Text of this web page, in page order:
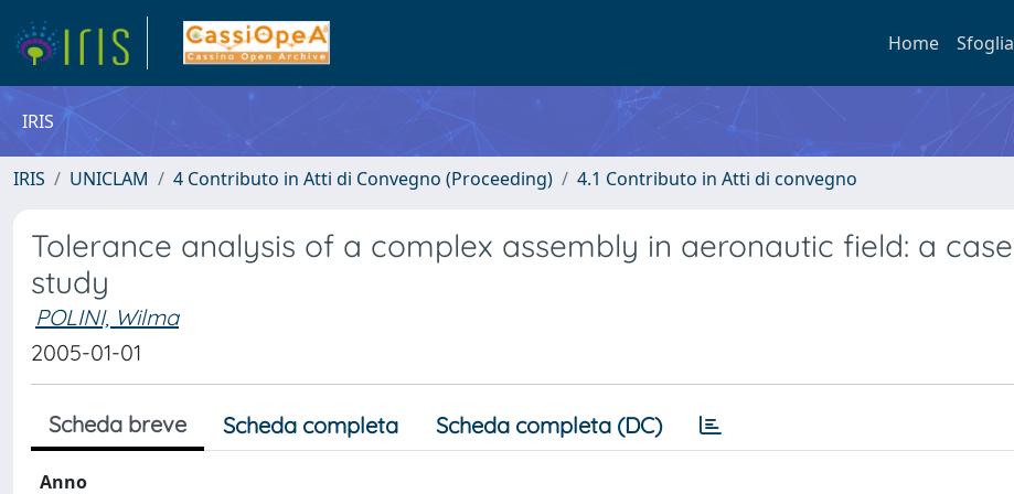
Home Sfoglia
IRIS
IRIS UNICLAM 4 Contributo in Atti di Convegno (Proceeding) 4.1 Contributo in Atti di convegno
Tolerance analysis of a complex assembly in aeronautic field: a case
study
POLINI, Wilma
2005-01-01
Scheda breve Scheda completa Scheda completa (DC)
Anno